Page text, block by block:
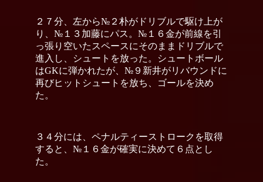
２７分、左から№２朴がドリブルで駆け上が
り、№１３加藤にパス。№１６金が前線を引
っ張り空いたスペースにそのままドリブルで
進入し、シュートを放った。シュートボール
はGKに弾かれたが、№９新井がリバウンドに
再びヒットシュートを放ち、ゴールを決め
た。
３４分には、ペナルティーストロークを取得
すると、№１６金が確実に決めて６点とし
た。